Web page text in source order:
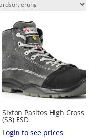
Sixton Pasitos High Cross
(S3) ESD
Login to see prices